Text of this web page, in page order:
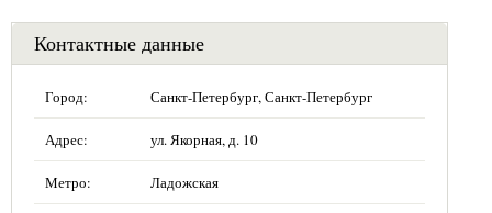
Контактные данные
Город: Санкт-Петербург, Санкт-Петербург
Адрес: ул. Якорная, д. 10
Метро: Ладожская